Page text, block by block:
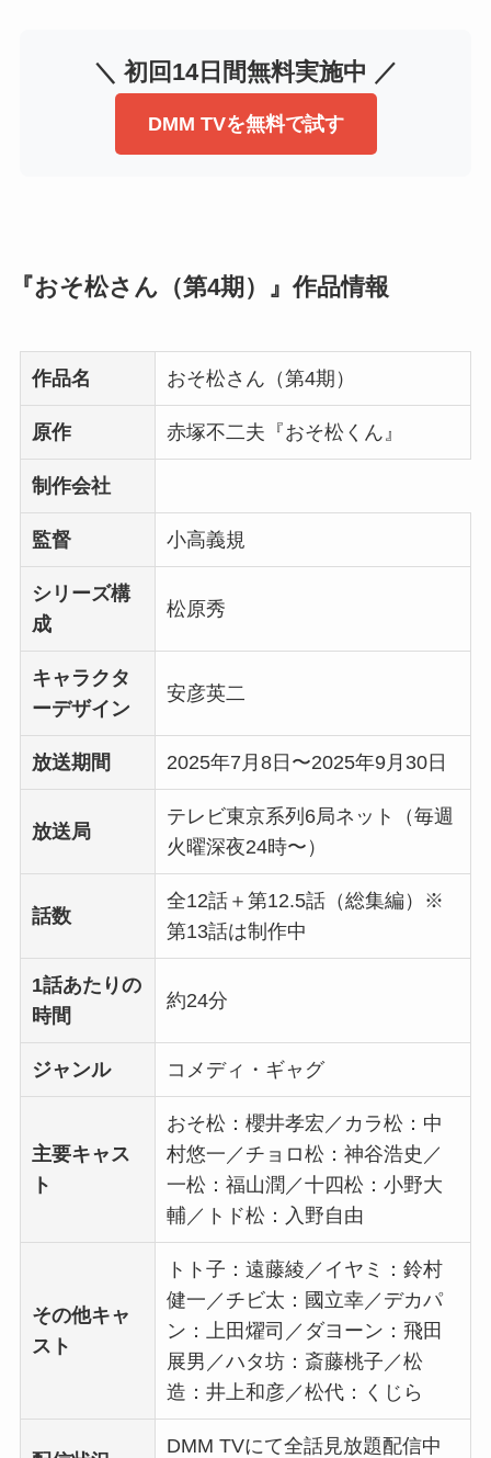
＼ 初回14日間無料実施中 ／
DMM TVを無料で試す
『おそ松さん（第4期）』作品情報
作品名 おそ松さん（第4期）
原作 赤塚不二夫『おそ松くん』
制作会社
監督 小高義規
シリーズ構
成
松原秀
キャラクタ
ーデザイン
安彦英二
放送期間 2025年7月8日〜2025年9月30日
放送局
テレビ東京系列6局ネット（毎週
火曜深夜24時〜）
話数
全12話＋第12.5話（総集編）※
第13話は制作中
1話あたりの
時間
約24分
ジャンル コメディ・ギャグ
主要キャス
ト
おそ松：櫻井孝宏／カラ松：中
村悠一／チョロ松：神谷浩史／
一松：福山潤／十四松：小野大
輔／トド松：入野自由
その他キャ
スト
トト子：遠藤綾／イヤミ：鈴村
健一／チビ太：國立幸／デカパ
ン：上田燿司／ダヨーン：飛田
展男／ハタ坊：斎藤桃子／松
造：井上和彦／松代：くじら
DMM TVにて全話見放題配信中